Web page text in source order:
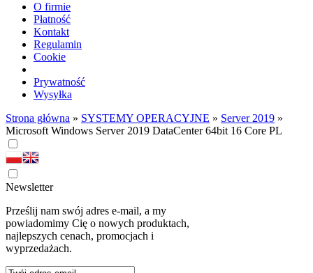
O firmie
Płatność
Kontakt
Regulamin
Cookie
Prywatność
Wysyłka
Strona główna » SYSTEMY OPERACYJNE » Server 2019 »
Microsoft Windows Server 2019 DataCenter 64bit 16 Core PL
Newsletter
Prześlij nam swój adres e-mail, a my
powiadomimy Cię o nowych produktach,
najlepszych cenach, promocjach i
wyprzedażach.